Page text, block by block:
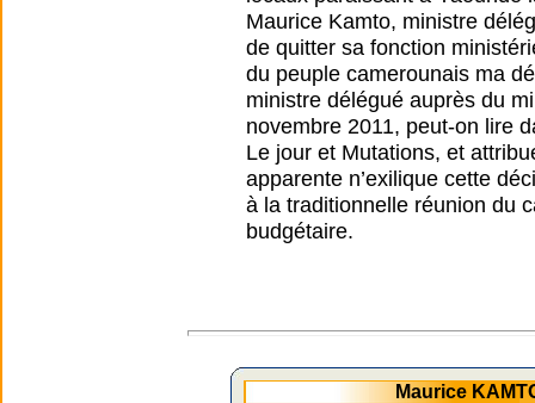
Maurice Kamto, ministre
de quitter sa fonction
du peuple camerounais ma
ministre délégué auprès du
novembre 2011, peut-on lire
Le jour et Mutations, et
apparente n’exilique cette
à la traditionnelle réunion du
budgétaire.
Maurice